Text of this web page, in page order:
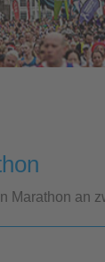
Marathon an